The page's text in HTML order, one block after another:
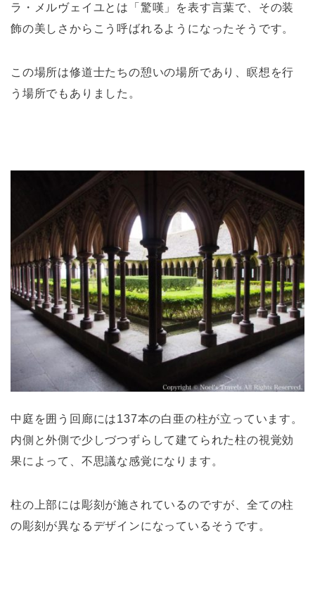
ラ・メルヴェイユとは「驚嘆」を表す言葉で、その装
飾の美しさからこう呼ばれるようになったそうです。
この場所は修道士たちの憩いの場所であり、瞑想を行
う場所でもありました。
中庭を囲う回廊には137本の白亜の柱が立っています。
内側と外側で少しづつずらして建てられた柱の視覚効
果によって、不思議な感覚になります。
柱の上部には彫刻が施されているのですが、全ての柱
の彫刻が異なるデザインになっているそうです。